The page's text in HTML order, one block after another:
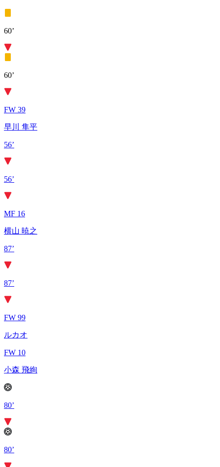
60’
60’
FW 39
早川 隼平
56’
56’
MF 16
横山 暁之
87’
87’
FW 99
ルカオ
FW 10
小森 飛絢
80’
80’